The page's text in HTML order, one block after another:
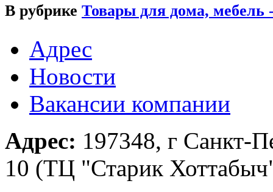
В рубрике Товары для дома,
Адрес
Новости
Вакансии компании
Адрес: 197348, г Санкт-
10 (ТЦ "Старик